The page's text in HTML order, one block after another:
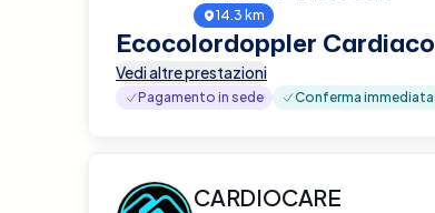
14.3 km
Ecocolordoppler Cardiaco
Vedi altre prestazioni
Pagamento in sede Conferma immediata
CARDIOCARE